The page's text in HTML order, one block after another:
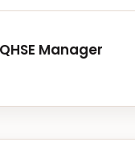
Manager